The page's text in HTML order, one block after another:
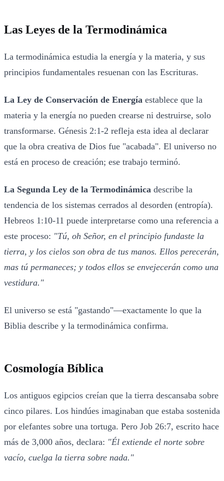
Las Leyes de la Termodinámica
La termodinámica estudia la energía y la materia, y sus
principios fundamentales resuenan con las Escrituras.
La Ley de Conservación de Energía establece que la
materia y la energía no pueden crearse ni destruirse, solo
transformarse. Génesis 2:1-2 refleja esta idea al declarar
que la obra creativa de Dios fue "acabada". El universo no
está en proceso de creación; ese trabajo terminó.
La Segunda Ley de la Termodinámica describe la
tendencia de los sistemas cerrados al desorden (entropía).
Hebreos 1:10-11 puede interpretarse como una referencia a
este proceso: "Tú, oh Señor, en el principio fundaste la
tierra, y los cielos son obra de tus manos. Ellos perecerán,
mas tú permaneces; y todos ellos se envejecerán como una
vestidura."
El universo se está "gastando"—exactamente lo que la
Biblia describe y la termodinámica confirma.
Cosmología Bíblica
Los antiguos egipcios creían que la tierra descansaba sobre
cinco pilares. Los hindúes imaginaban que estaba sostenida
por elefantes sobre una tortuga. Pero Job 26:7, escrito hace
más de 3,000 años, declara: "Él extiende el norte sobre
vacío, cuelga la tierra sobre nada."